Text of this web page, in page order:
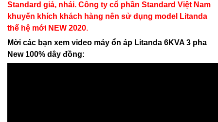
Standard giả, nhái. Công ty cổ phần Standard Việt Nam
khuyến khích khách hàng nên sử dụng model Litanda
thế hệ mới NEW 2020.
Mời các bạn xem video máy ổn áp Litanda 6KVA 3 pha
New 100% dây đồng: